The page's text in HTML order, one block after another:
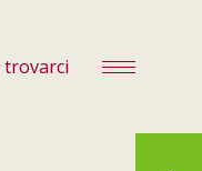
trovarci